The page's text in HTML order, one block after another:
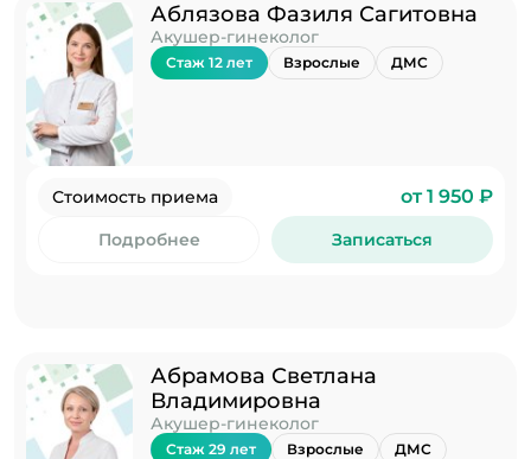
Аблязова Фазиля Сагитовна
Акушер-гинеколог
Стаж 12 лет Взрослые ДМС
Стоимость приема от 1 950 ₽
Подробнее Записаться
Абрамова Светлана
Владимировна
Акушер-гинеколог
Стаж 29 лет Взрослые ДМС